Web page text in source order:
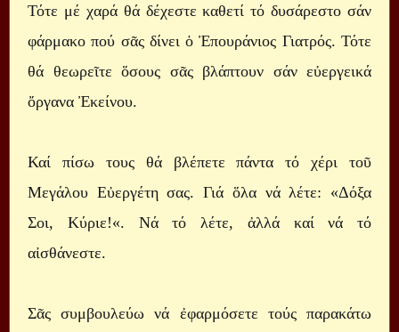
Τότε μέ χαρά θά δέχεστε καθετί τό δυσάρεστο σάν
φάρμακο πού σᾶς δίνει ὁ Ἐπουράνιος Γιατρός. Τότε
θά θεωρεῖτε ὅσους σᾶς βλάπτουν σάν εὐεργεικά
ὄργανα Ἐκείνου.
Καί πίσω τους θά βλέπετε πάντα τό χέρι τοῦ
Μεγάλου Εὐεργέτη σας. Γιά ὅλα νά λέτε: «Δόξα
Σοι, Κύριε!«. Νά τό λέτε, ἀλλά καί νά τό
αἰσθάνεστε.
Σᾶς συμβουλεύω νά ἐφαρμόσετε τούς παρακάτω